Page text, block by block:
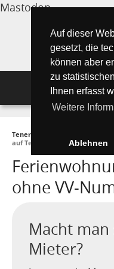
Auf dieser
gesetzt, die
können aber
zu
Ihnen erfasst
Weitere
Ablehnen
Mastodon
Tipps
Die
Teneriffa Inselmagazin ONLINE
auf Teneriffa ohne VV-Nummer
ohne VV-
Macht
Mieter?